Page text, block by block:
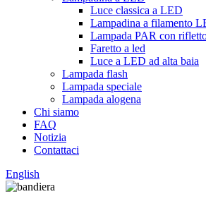
Luce classica a LED
Lampadina a filamento
Lampada PAR con
Faretto a led
Luce a LED ad alta baia
Lampada flash
Lampada speciale
Lampada alogena
Chi siamo
FAQ
Notizia
Contattaci
English